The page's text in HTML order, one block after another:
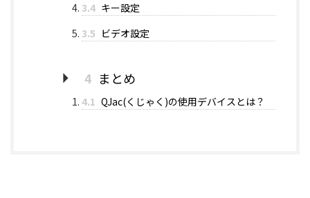
3.4 キー設定
3.5 ビデオ設定
4 まとめ
4.1 QJac(くじゃく)の使用デバイスとは？